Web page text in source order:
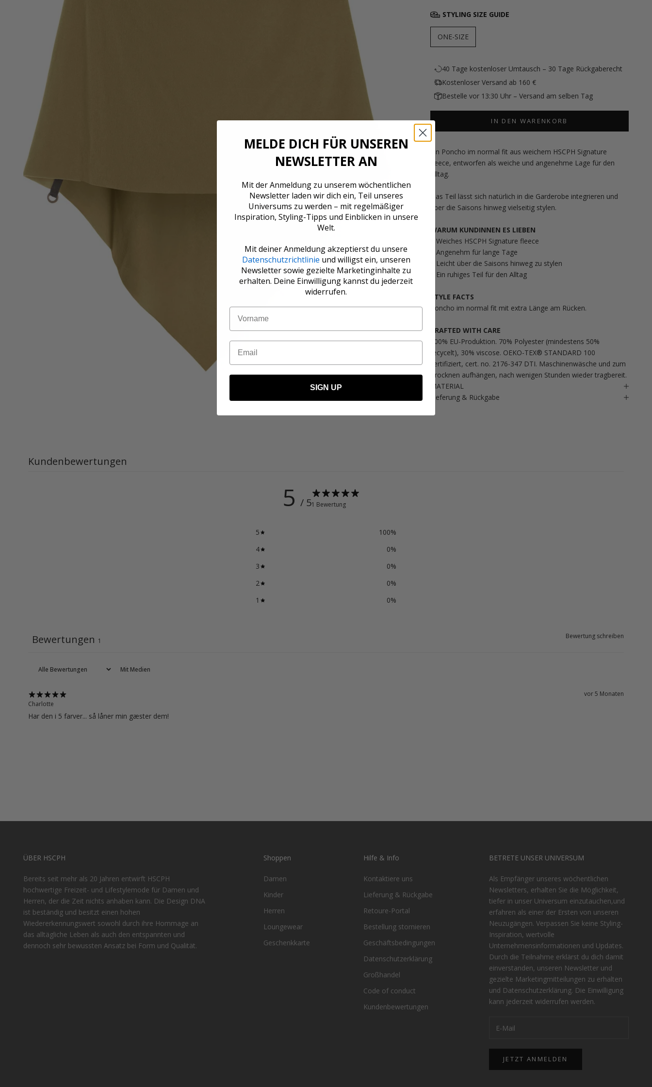
STYLING SIZE GUIDE
ONE-SIZE
40 Tage kostenloser Umtausch – 30 Tage Rückgaberecht
Kostenloser Versand ab 160 €
Bestelle vor 13:30 Uhr – Versand am selben Tag
IN DEN WARENKORB
Ein Poncho im normal fit aus weichem HSCPH Signature
fleece, entworfen als weiche und angenehme Lage für den
Alltag.
Das Teil lässt sich natürlich in die Garderobe integrieren und
über die Saisons hinweg vielseitig stylen.
WARUM KUNDINNEN ES LIEBEN
* Weiches HSCPH Signature fleece
* Angenehm für lange Tage
* Leicht über die Saisons hinweg zu stylen
* Ein ruhiges Teil für den Alltag
STYLE FACTS
Poncho im normal fit mit extra Länge am Rücken.
CRAFTED WITH CARE
100% EU-Produktion. 70% Polyester (mindestens 50%
recycelt), 30% viscose. OEKO-TEX® STANDARD 100
zertifiziert, cert. no. 2176-347 DTI. Maschinenwäsche und zum
Trocknen aufhängen, nach wenigen Stunden wieder tragbereit.
MATERIAL
Lieferung & Rückgabe
Kundenbewertungen
5 / 51 Bewertung
5 100%
4
0%
3
0%
2
0%
1
0%
Bewertung schreiben
Bewertungen 1
Mit Medien
vor 5 Monaten
Charlotte
Har den i 5 farver... så låner min gæster dem!
ÜBER HSCPH
Bereits seit mehr als 20 Jahren entwirft HSCPH
hochwertige Freizeit- und Lifestylemode für Damen und
Herren, der die Zeit nichts anhaben kann. Die Design DNA
ist beständig und besitzt einen hohen
Wiedererkennungswert sowohl durch ihre Hommage an
das alltägliche Leben als auch den entspannten und
dennoch sehr bewussten Ansatz bei Form und Qualität.
Shoppen
Damen
Kinder
Herren
Loungewear
Geschenkkarte
Hilfe & Info
Kontaktiere uns
Lieferung & Rückgabe
Retoure-Portal
Bestellung stornieren
Geschäftsbedingungen
Datenschutzerklärung
Großhandel
Code of conduct
Kundenbewertungen
BETRETE UNSER UNIVERSUM
Als Empfänger unseres wöchentlichen
Newsletters, erhalten Sie die Möglichkeit,
tiefer in unser Universum einzutauchen,und
erfahren als einer der Ersten von unseren
Neuzugängen. Verpassen Sie keine Styling-
Inspiration, wertvolle
Unternehmensinformationen und Updates.
Durch die Teilnahme erklärst du dich damit
einverstanden, unseren Newsletter und
gezielte Marketingmitteilungen zu erhalten
und Datenschutzerklärung. Die Einwilligung
kann jederzeit widerrufen werden.
JETZT ANMELDEN
MELDE DICH FÜR UNSEREN
NEWSLETTER AN
Mit der Anmeldung zu unserem wöchentlichen
Newsletter laden wir dich ein, Teil unseres
Universums zu werden – mit regelmäßiger
Inspiration, Styling-Tipps und Einblicken in unsere
Welt.
Mit deiner Anmeldung akzeptierst du unsere
Datenschutzrichtlinie und willigst ein, unseren
Newsletter sowie gezielte Marketinginhalte zu
erhalten. Deine Einwilligung kannst du jederzeit
widerrufen.
Name
Email
SIGN UP